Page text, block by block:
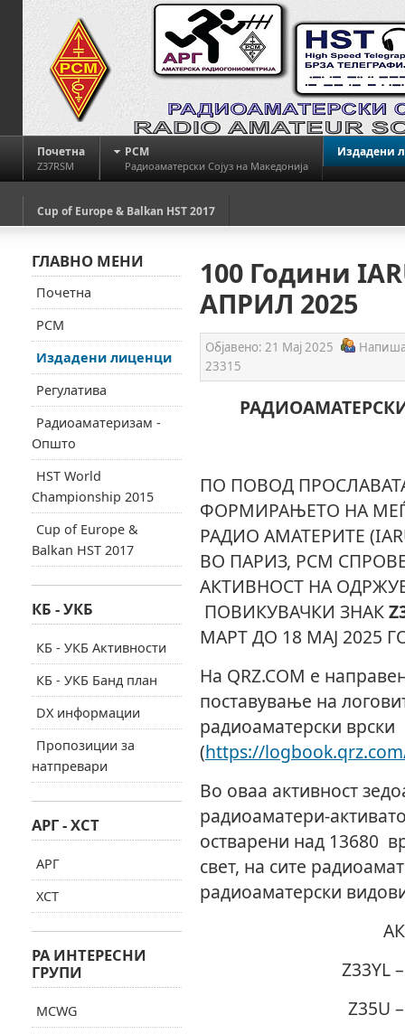
Почетна
Z37RSM
РСМ
Радиоаматерски Сојуз на Македонија
Издадени
Cup of Europe & Balkan HST 2017
100 Години
АПРИЛ 2025
Објавено: 21 Мај 2025
23315
ПО ПОВОД
ФОРМИРАЊЕТО НА
РАДИО АМАТЕРИТЕ
ВО ПАРИЗ, РСМ
АКТИВНОСТ НА
ПОВИКУВАЧКИ ЗНАК
МАРТ ДО 18 МАЈ 2025
На QRZ.COM е
поставување на
радиоаматерски врски
(https://
Во оваа активност
радиоаматери-
остварени над 13680
свет, на сите
радиоаматерски
Z33YL
Z35U
ГЛАВНО МЕНИ
Почетна
РСМ
Издадени лиценци
Регулатива
Радиоаматеризам -
Општо
HST World
Championship 2015
Cup of Europe &
Balkan HST 2017
КБ - УКБ
КБ - УКБ Активности
КБ - УКБ Банд план
DX информации
Пропозиции за
натпревари
АРГ - ХСТ
АРГ
ХСТ
РА ИНТЕРЕСНИ
ГРУПИ
MCWG